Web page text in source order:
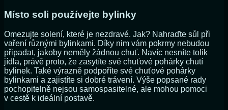
Místo soli používejte bylinky
Omezujte solení, které je nezdravé. Jak? Nahraďte sůl při
vaření různými bylinkami. Díky nim vám pokrmy nebudou
připadat, jakoby neměly žádnou chuť. Navíc nesníte tolik
jídla, právě proto, že zasytíte své chuťové pohárky chutí
bylinek. Také výrazně podpoříte své chuťové pohárky
bylinkami a zajistíte si dobré trávení. Výše popsané rady
pochopitelně nejsou samospasitelné, ale mohou pomoci
v cestě k ideální postavě.